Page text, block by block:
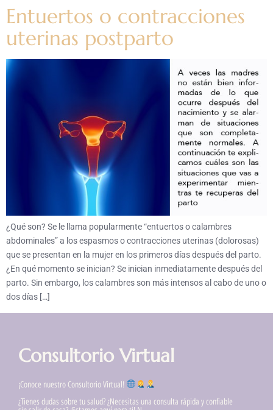
Entuertos o contracciones
uterinas postparto
¿Qué son? Se le llama popularmente “entuertos o calambres
abdominales” a los espasmos o contracciones uterinas (dolorosas)
que se presentan en la mujer en los primeros días después del parto.
¿En qué momento se inician? Se inician inmediatamente después del
parto. Sin embargo, los calambres son más intensos al cabo de uno o
dos días […]
Consultorio Virtual
¡Conoce nuestro Consultorio Virtual!
¿Tienes dudas sobre tu salud? ¿Necesitas una consulta rápida y confiable